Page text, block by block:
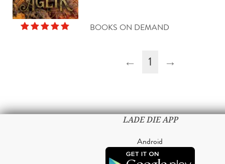
BOOKS ON DEMAND
← 1 →
LADE DIE APP
Android